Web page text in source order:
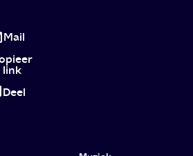
Waterboys
&
Het
Vonnis
Mail
link
Deel